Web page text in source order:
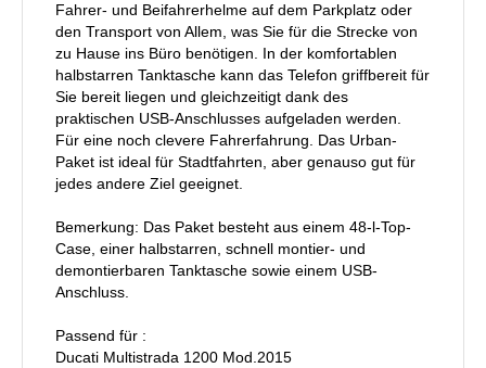
Fahrer- und Beifahrerhelme auf dem Parkplatz oder
den Transport von Allem, was Sie für die Strecke von
zu Hause ins Büro benötigen. In der komfortablen
halbstarren Tanktasche kann das Telefon griffbereit für
Sie bereit liegen und gleichzeitigt dank des
praktischen USB-Anschlusses aufgeladen werden.
Für eine noch clevere Fahrerfahrung. Das Urban-
Paket ist ideal für Stadtfahrten, aber genauso gut für
jedes andere Ziel geeignet.
Bemerkung: Das Paket besteht aus einem 48-l-Top-
Case, einer halbstarren, schnell montier- und
demontierbaren Tanktasche sowie einem USB-
Anschluss.
Passend für :
Ducati Multistrada 1200 Mod.2015